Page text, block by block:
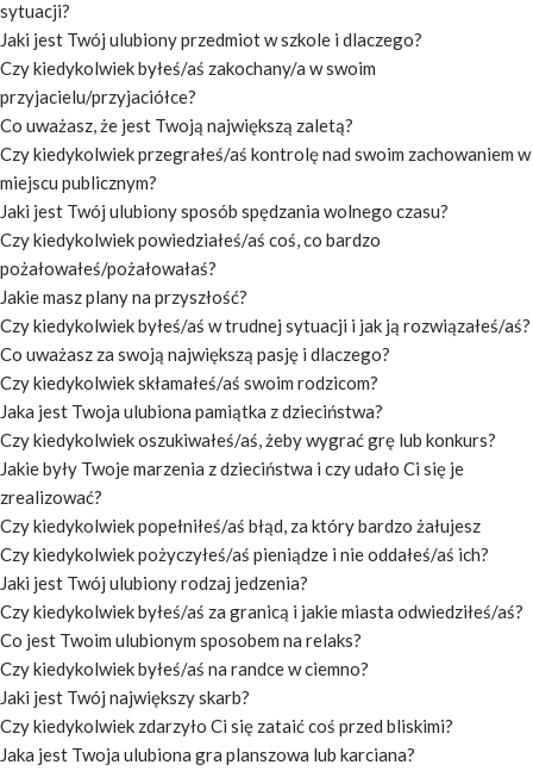
sytuacji?
Jaki jest Twój ulubiony przedmiot w szkole i dlaczego?
Czy kiedykolwiek byłeś/aś zakochany/a w swoim
przyjacielu/przyjaciółce?
Co uważasz, że jest Twoją największą zaletą?
Czy kiedykolwiek przegrałeś/aś kontrolę nad swoim zachowaniem w
miejscu publicznym?
Jaki jest Twój ulubiony sposób spędzania wolnego czasu?
Czy kiedykolwiek powiedziałeś/aś coś, co bardzo
pożałowałeś/pożałowałaś?
Jakie masz plany na przyszłość?
Czy kiedykolwiek byłeś/aś w trudnej sytuacji i jak ją rozwiązałeś/aś?
Co uważasz za swoją największą pasję i dlaczego?
Czy kiedykolwiek skłamałeś/aś swoim rodzicom?
Jaka jest Twoja ulubiona pamiątka z dzieciństwa?
Czy kiedykolwiek oszukiwałeś/aś, żeby wygrać grę lub konkurs?
Jakie były Twoje marzenia z dzieciństwa i czy udało Ci się je
zrealizować?
Czy kiedykolwiek popełniłeś/aś błąd, za który bardzo żałujesz
Czy kiedykolwiek pożyczyłeś/aś pieniądze i nie oddałeś/aś ich?
Jaki jest Twój ulubiony rodzaj jedzenia?
Czy kiedykolwiek byłeś/aś za granicą i jakie miasta odwiedziłeś/aś?
Co jest Twoim ulubionym sposobem na relaks?
Czy kiedykolwiek byłeś/aś na randce w ciemno?
Jaki jest Twój największy skarb?
Czy kiedykolwiek zdarzyło Ci się zataić coś przed bliskimi?
Jaka jest Twoja ulubiona gra planszowa lub karciana?